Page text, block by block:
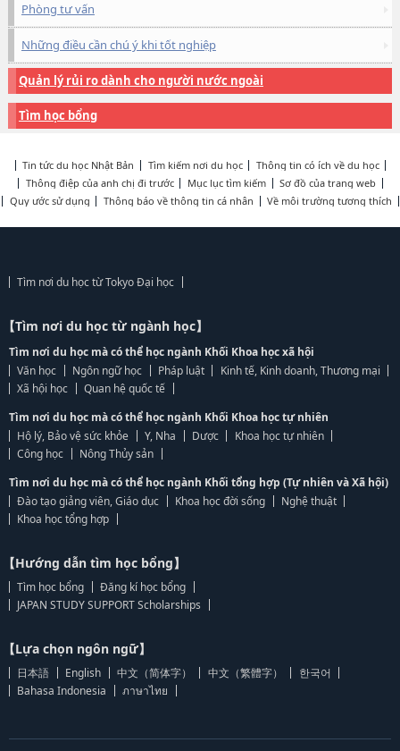
Phòng tư vấn
Những điều cần chú ý khi tốt nghiệp
Quản lý rủi ro dành cho người nước ngoài
Tìm học bổng
Tin tức du học Nhật Bản Tìm kiếm nơi du học
Thông tin có ích về du học
Thông điệp của anh chị đi trước
Mục lục tìm kiếm
Sơ đồ của trang web
Quy ước sử dụng
Thông báo về thông tin cá nhân Về môi trường tương thích
Tìm nơi du học từ Tokyo Đại học
【Tìm nơi du học từ ngành học】
Tìm nơi du học mà có thể học ngành Khối Khoa học xã hội
Văn học
Ngôn ngữ học Pháp luật
Kinh tế, Kinh doanh, Thương mại
Xã hội học
Quan hệ quốc tế
Tìm nơi du học mà có thể học ngành Khối Khoa học tự nhiên
Hộ lý, Bảo vệ sức khỏe
Y, Nha Dược
Khoa học tự nhiên
Công học
Nông Thủy sản
Tìm nơi du học mà có thể học ngành Khối tổng hợp (Tự nhiên và Xã hội)
Đào tạo giảng viên, Giáo dục
Khoa học đời sống
Nghệ thuật
Khoa học tổng hợp
【Hướng dẫn tìm học bổng】
Tìm học bổng
Đăng kí học bổng
JAPAN STUDY SUPPORT Scholarships
【Lựa chọn ngôn ngữ】
日本語 English 中文（简体字） 中文（繁體字）
한국어
Bahasa Indonesia
ภาษาไทย